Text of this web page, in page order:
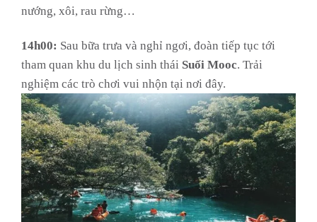
nướng, xôi, rau rừng…
14h00: Sau bữa trưa và nghỉ ngơi, đoàn tiếp tục tới
tham quan khu du lịch sinh thái Suối Mooc. Trải
nghiệm các trò chơi vui nhộn tại nơi đây.